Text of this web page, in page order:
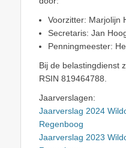
Voorzitter: Marjolijn
Secretaris: Jan
Penningmeester:
Bij de belastingdienst
RSIN 819464788.
Jaarverslagen:
Jaarverslag 2024
Regenboog
Jaarverslag 2023